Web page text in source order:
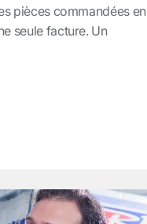
pièces commandées en
seule facture. Un